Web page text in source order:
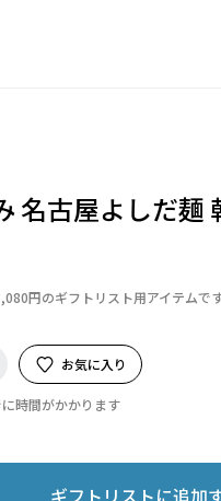
名古屋よしだ麺
円のギフトリスト用アイテムで
お気に入り
時間がかかります
ギフトリストに追加